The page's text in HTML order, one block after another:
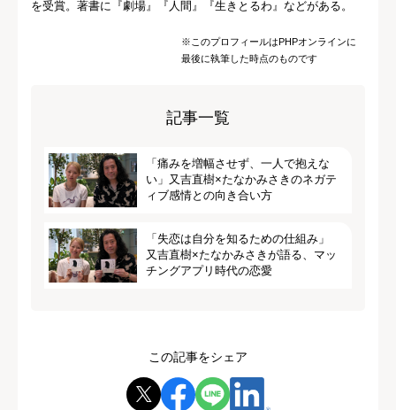
を受賞。著書に『劇場』『人間』『生きとるわ』などがある。
※このプロフィールはPHPオンラインに
最後に執筆した時点のものです
記事一覧
「痛みを増幅させず、一人で抱えな
い」又吉直樹×たなかみさきのネガテ
ィブ感情との向き合い方
「失恋は自分を知るための仕組み」
又吉直樹×たなかみさきが語る、マッ
チングアプリ時代の恋愛
この記事をシェア